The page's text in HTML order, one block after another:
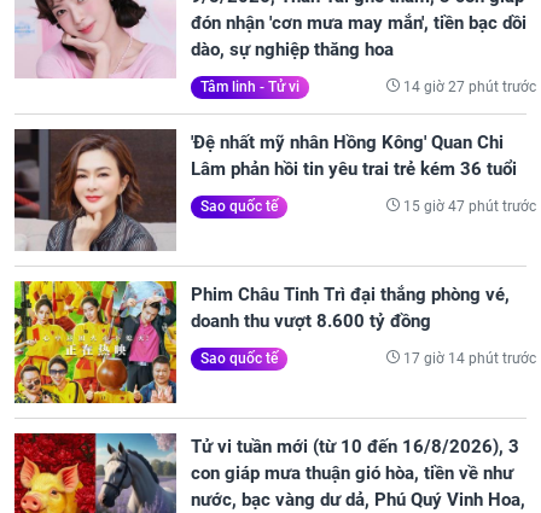
đón nhận 'cơn mưa may mắn', tiền bạc dồi
dào, sự nghiệp thăng hoa
Tâm linh - Tử vi 14 giờ 27 phút trước
'Đệ nhất mỹ nhân Hồng Kông' Quan Chi
Lâm phản hồi tin yêu trai trẻ kém 36 tuổi
Sao quốc tế 15 giờ 47 phút trước
Phim Châu Tinh Trì đại thắng phòng vé,
doanh thu vượt 8.600 tỷ đồng
Sao quốc tế 17 giờ 14 phút trước
Tử vi tuần mới (từ 10 đến 16/8/2026), 3
con giáp mưa thuận gió hòa, tiền về như
nước, bạc vàng dư dả, Phú Quý Vinh Hoa,